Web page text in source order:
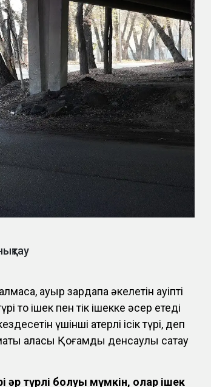
ауыр зардапқа әкелетін қауіпті
тоқ ішек пен тік ішекке әсер етеді
үшінші қатерлі ісік түрі, деп
қаласы Қоғамдық денсаулық сақтау
әр түрлі болуы мүмкін, олар ішек